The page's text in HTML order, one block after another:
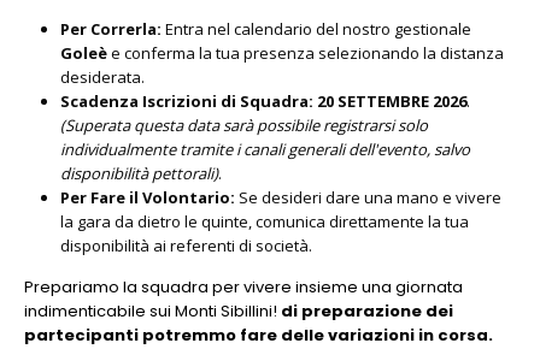
Per Correrla: Entra nel calendario del nostro gestionale
Goleèe conferma la tua presenza selezionando la distanza
desiderata.
Scadenza Iscrizioni di Squadra: 20 SETTEMBRE 2026.
(Superata questa data sarà possibile registrarsi solo
individualmente tramite i canali generali dell'evento, salvo
disponibilità pettorali).
Per Fare il Volontario: Se desideri dare una mano e vivere
la gara da dietro le quinte, comunica direttamente la tua
disponibilità ai referenti di società.
Prepariamo la squadra per vivere insieme una giornata
indimenticabile sui Monti Sibillini! di preparazione dei
partecipanti potremmo fare delle variazioni in corsa.